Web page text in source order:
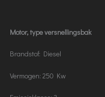
Motor, type versnellingsbak
Brandstof: Diesel
Vermogen: 250 Kw